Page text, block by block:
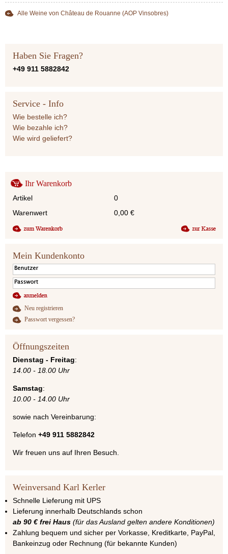
Alle Weine von Château de Rouanne (AOP Vinsobres)
Haben Sie Fragen?
+49 911 5882842
Service - Info
Wie bestelle ich?
Wie bezahle ich?
Wie wird geliefert?
Ihr Warenkorb
Artikel
0
Warenwert
0,00 €
Mein Kundenkonto
Neu registrieren
Passwort vergessen?
Öffnungszeiten
Dienstag - Freitag:
14.00 - 18.00 Uhr
Samstag:
10.00 - 14.00 Uhr
sowie nach Vereinbarung:
Telefon +49 911 5882842
Wir freuen uns auf Ihren Besuch.
Weinversand Karl Kerler
Schnelle Lieferung mit UPS
Lieferung innerhalb Deutschlands schon
ab 90 € frei Haus (für das Ausland gelten andere Konditionen)
Zahlung bequem und sicher per Vorkasse, Kreditkarte, PayPal,
Bankeinzug oder Rechnung (für bekannte Kunden)